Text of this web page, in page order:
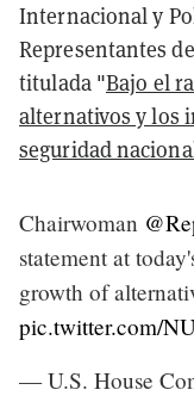
Internacional y
Representantes
titulada "Bajo el
alternativos y los
seguridad
Chairwoman
statement at
growth of
pic.twitter.com/
— U.S. House